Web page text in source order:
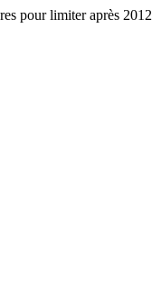
pour limiter après